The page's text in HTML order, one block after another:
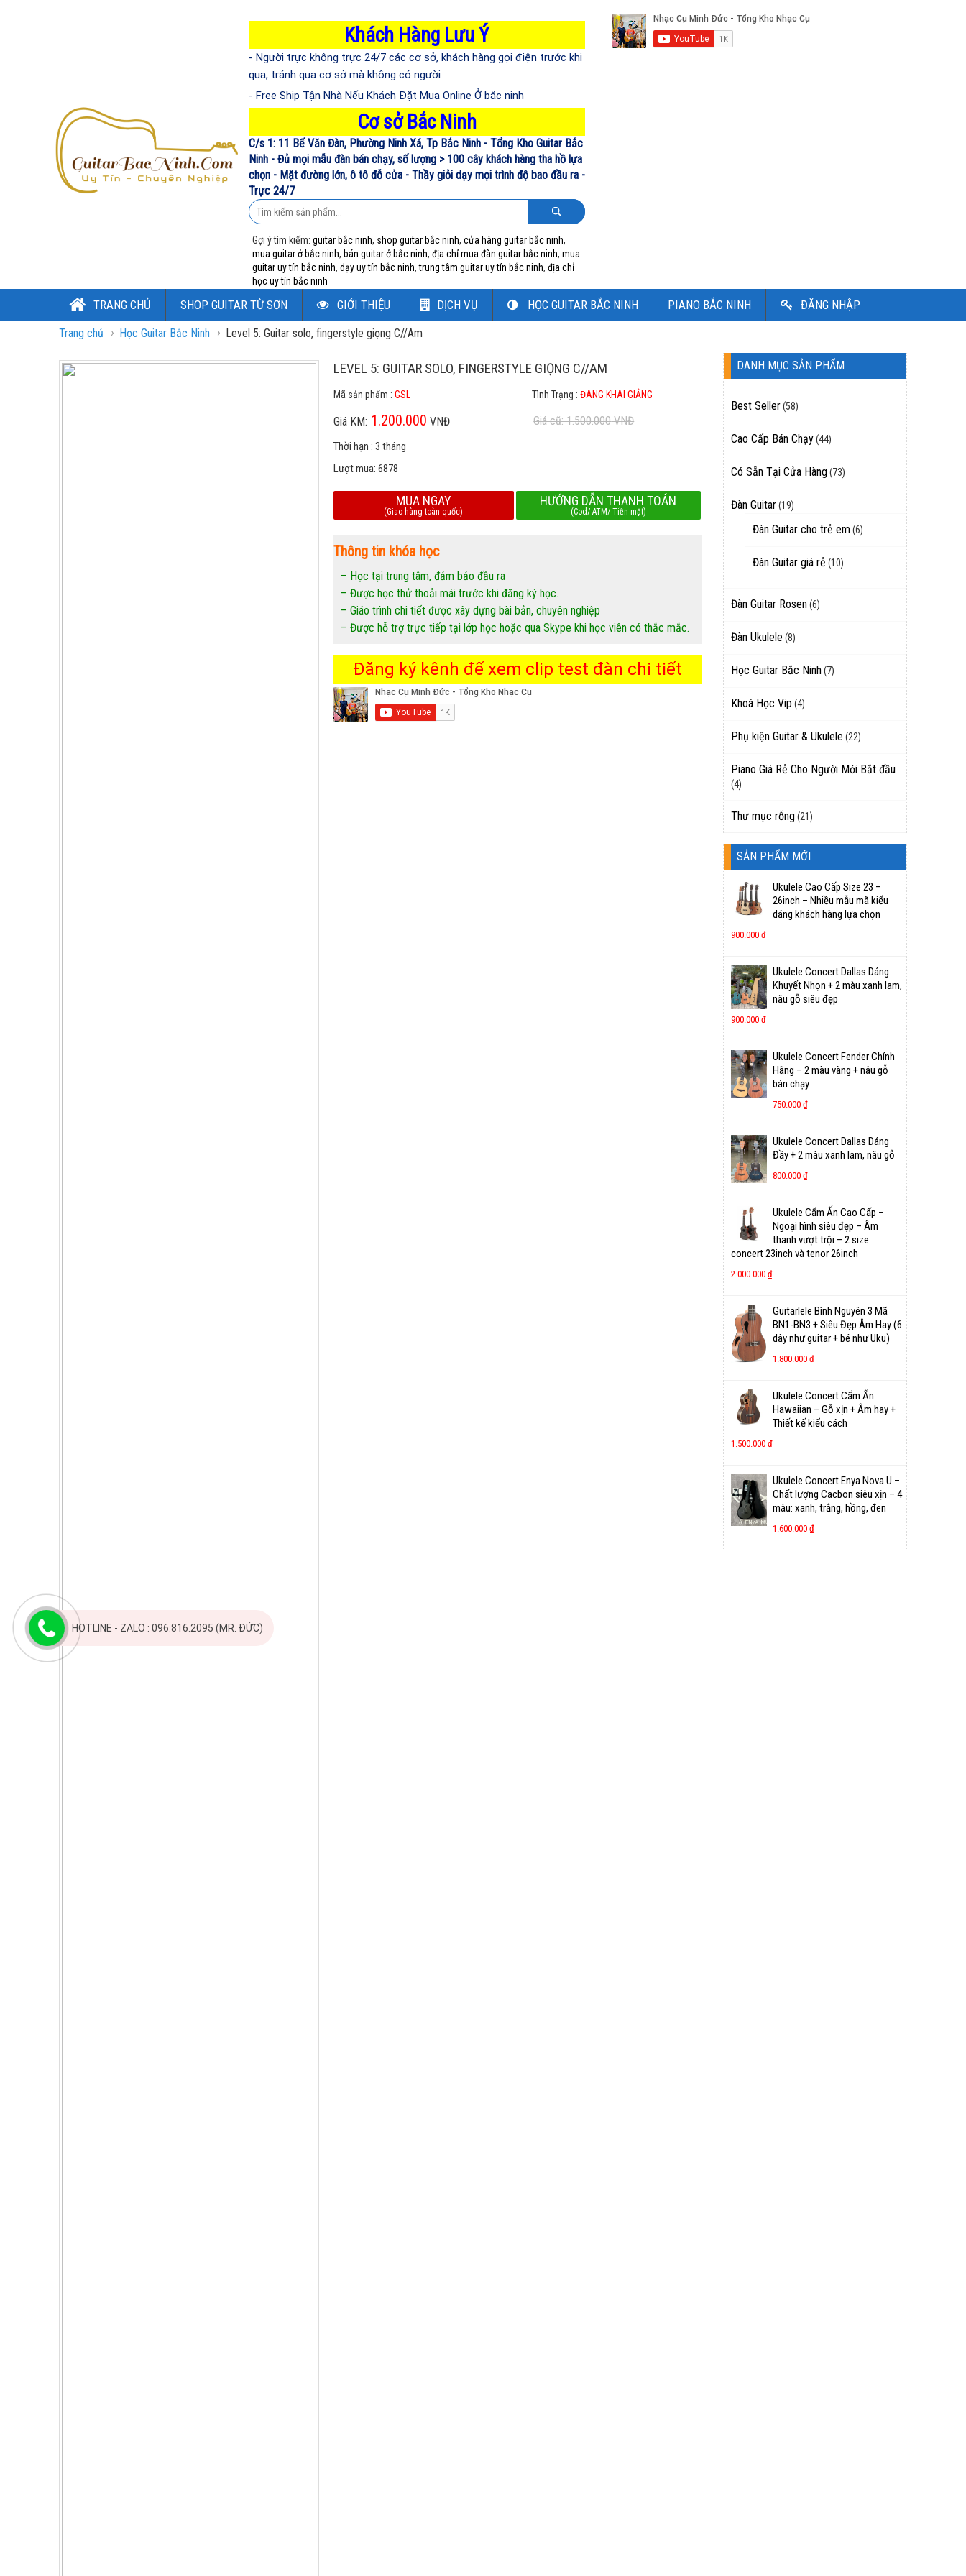
Khách Hàng Lưu Ý
- Người trực không trực 24/7 các cơ sở, khách hàng gọi điện trước khi
qua, tránh qua cơ sở mà không có người
- Free Ship Tận Nhà Nếu Khách Đặt Mua Online Ở bắc ninh
Cơ sở Bắc Ninh
C/s 1: 11 Bế Văn Đàn, Phường Ninh Xá, Tp Bắc Ninh - Tổng Kho Guitar Bắc
Ninh - Đủ mọi mẫu đàn bán chạy, số lượng > 100 cây khách hàng tha hồ lựa
chọn - Mặt đường lớn, ô tô đỗ cửa - Thầy giỏi dạy mọi trình độ bao đầu ra -
Trực 24/7
Gợi ý tìm kiếm: guitar bắc ninh, shop guitar bắc ninh, cửa hàng guitar bắc ninh,
mua guitar ở bắc ninh, bán guitar ở bắc ninh, địa chỉ mua đàn guitar bắc ninh, mua
guitar uy tín bắc ninh, dạy uy tín bắc ninh,trung tâm guitar uy tín bắc ninh, địa chỉ
học uy tín bắc ninh
TRANG CHỦ SHOP GUITAR TỪ SƠN GIỚI THIỆU DỊCH VỤ HỌC GUITAR BẮC NINH PIANO BẮC NINH ĐĂNG NHẬP
Trang chủ › Học Guitar Bắc Ninh › Level 5: Guitar solo, fingerstyle giọng C//Am
LEVEL 5: GUITAR SOLO, FINGERSTYLE GIỌNG C//AM
Mã sản phẩm : GSL Tình Trạng : ĐANG KHAI GIẢNG
Giá KM: 1.200.000 VNĐ Giá cũ: 1.500.000VNĐ
Thời hạn : 3 tháng
Lượt mua: 6878
MUA NGAY
(Giao hàng toàn quốc)
HƯỚNG DẪN THANH TOÁN
(Cod/ ATM/ Tiền mặt)
Thông tin khóa học
– Học tại trung tâm, đảm bảo đầu ra
– Được học thử thoải mái trước khi đăng ký học.
– Giáo trình chi tiết được xây dựng bài bản, chuyên nghiệp
– Được hỗ trợ trực tiếp tại lớp học hoặc qua Skype khi học viên có thắc mắc.
Đăng ký kênh để xem clip test đàn chi tiết
DANH MỤC SẢN PHẨM
Best Seller(58)
Cao Cấp Bán Chạy(44)
Có Sẵn Tại Cửa Hàng(73)
Đàn Guitar(19)
Đàn Guitar cho trẻ em(6)
Đàn Guitar giá rẻ (10)
Đàn Guitar Rosen(6)
Đàn Ukulele (8)
Học Guitar Bắc Ninh(7)
Khoá Học Vip (4)
Phụ kiện Guitar & Ukulele (22)
Piano Giá Rẻ Cho Người Mới Bắt đầu
(4)
Thư mục rỗng(21)
SẢN PHẨM MỚI
Ukulele Cao Cấp Size 23 –
26inch – Nhiều mẫu mã kiểu
dáng khách hàng lựa chọn
900.000 ₫
Ukulele Concert Dallas Dáng
Khuyết Nhọn + 2 màu xanh lam,
nâu gỗ siêu đẹp
900.000 ₫
Ukulele Concert Fender Chính
Hãng – 2 màu vàng + nâu gỗ
bán chạy
750.000 ₫
Ukulele Concert Dallas Dáng
Đầy + 2 màu xanh lam, nâu gỗ
800.000 ₫
Ukulele Cẩm Ấn Cao Cấp –
Ngoại hình siêu đẹp – Âm
thanh vượt trội – 2 size
concert 23inch và tenor 26inch
2.000.000 ₫
Guitarlele Bình Nguyên 3 Mã
BN1-BN3 + Siêu Đẹp Âm Hay (6
dây như guitar + bé như Uku)
1.800.000 ₫
Ukulele Concert Cẩm Ấn
Hawaiian – Gỗ xịn + Âm hay +
Thiết kế kiểu cách
1.500.000 ₫
Ukulele Concert Enya Nova U –
Chất lượng Cacbon siêu xịn – 4
màu: xanh, trắng, hồng, đen
1.600.000 ₫
HOTLINE - ZALO : 096.816.2095 (MR. ĐỨC)